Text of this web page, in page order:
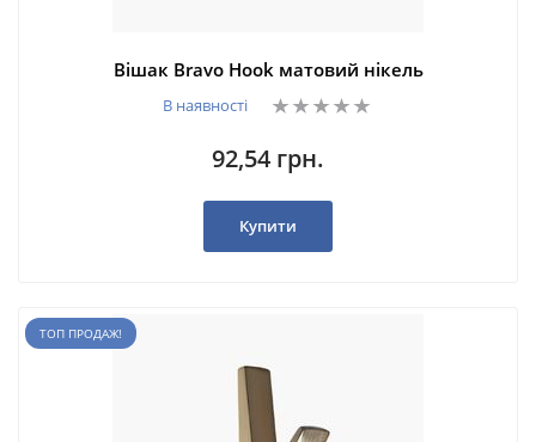
Вішак Bravo Hook матовий нікель
В наявності
92,54 грн.
Купити
ТОП ПРОДАЖ!